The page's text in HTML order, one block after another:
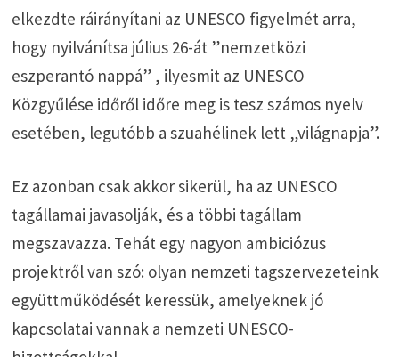
elkezdte ráirányítani az UNESCO figyelmét arra,
hogy nyilvánítsa július 26-át ”nemzetközi
eszperantó nappá” , ilyesmit az UNESCO
Közgyűlése időről időre meg is tesz számos nyelv
esetében, legutóbb a szuahélinek lett „világnapja”.
Ez azonban csak akkor sikerül, ha az UNESCO
tagállamai javasolják, és a többi tagállam
megszavazza. Tehát egy nagyon ambiciózus
projektről van szó: olyan nemzeti tagszervezeteink
együttműködését keressük, amelyeknek jó
kapcsolatai vannak a nemzeti UNESCO-